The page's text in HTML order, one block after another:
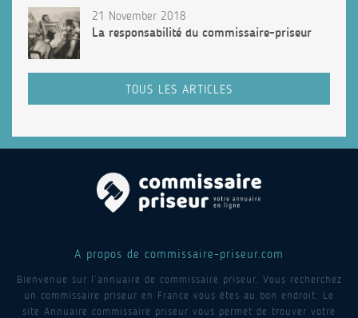
21 November 2018
La responsabilité du commissaire-priseur
TOUS LES ARTICLES
A propos de commissaire-priseur.com
Bienvenue sur l’annuaire de commissaire priseur. Vous recherchez
un commissaire priseur en France vous êtes au bon endroit. Le
site Annuaire commissaire priseur vous permet de trouver votre